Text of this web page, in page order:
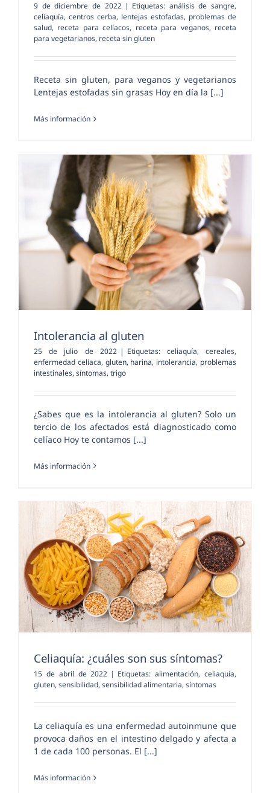
9 de diciembre de 2022 | Etiquetas: análisis de sangre,
celiaquía, centros cerba, lentejas estofadas, problemas de
salud, receta para celíacos, receta para veganos, receta
para vegetarianos, receta sin gluten
Receta sin gluten, para veganos y vegetarianos
Lentejas estofadas sin grasas Hoy en día la [...]
Más información
Intolerancia al gluten
25 de julio de 2022 | Etiquetas: celiaquía,cereales,
enfermedad celíaca, gluten, harina, intolerancia, problemas
intestinales, síntomas, trigo
¿Sabes que es la intolerancia al gluten? Solo un
tercio de los afectados está diagnosticado como
celíaco Hoy te contamos [...]
Más información
Celiaquía: ¿cuáles son sus síntomas?
15 de abril de 2022 | Etiquetas:alimentación,celiaquía,
gluten, sensibilidad, sensibilidad alimentaria, síntomas
La celiaquía es una enfermedad autoinmune que
provoca daños en el intestino delgado y afecta a
1 de cada 100 personas. El [...]
Más información